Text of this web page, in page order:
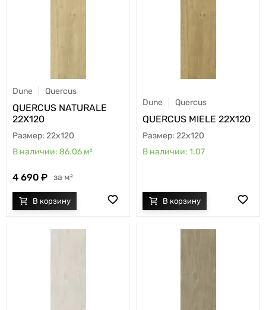
Dune Quercus
QUERCUS NATURALE
22X120
22x120
86.06 м²
4 690 м²
Dune Quercus
QUERCUS MIELE 22X120
22x120
1.07